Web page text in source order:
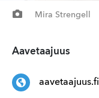
Mira Strengell
Aavetaajuus
aavetaajuus.fi